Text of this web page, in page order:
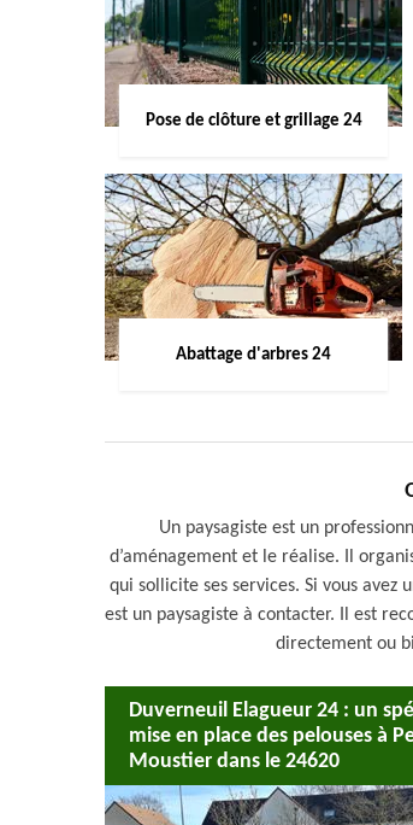
Pose de clôture et grillage 24
Abattage d'arbres 24
Un paysagiste est un
d’aménagement et le réalise. Il
qui sollicite ses services. Si vous avez
est un paysagiste à contacter. Il est
directement ou
Duverneuil Elagueur 24 : un
mise en place des pelouses à
Moustier dans le 24620